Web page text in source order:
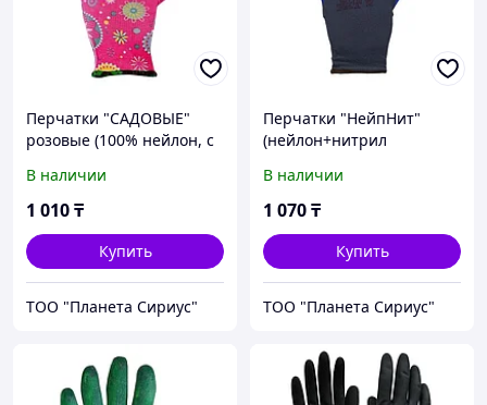
Перчатки "САДОВЫЕ"
розовые (100% нейлон, с
нитрил) уп120пар
В наличии
1 010₸
Купить
ТОО "Планета Сириус"
Перчатки "НейпНит"
(нейлон+нитрил
В наличии
1 070₸
Купить
ТОО "Планета Сириус"